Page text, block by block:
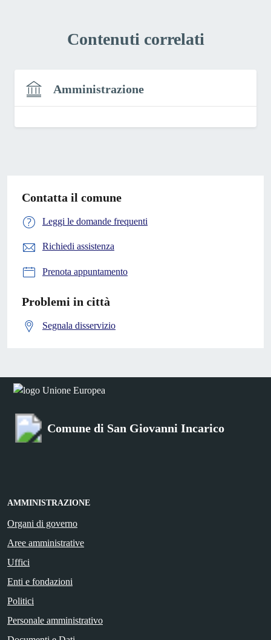
Contenuti correlati
Amministrazione
Contatta il comune
Leggi le domande frequenti
Richiedi assistenza
Prenota appuntamento
Problemi in città
Segnala disservizio
Comune di San Giovanni Incarico
AMMINISTRAZIONE
Organi di governo
Aree amministrative
Uffici
Enti e fondazioni
Politici
Personale amministrativo